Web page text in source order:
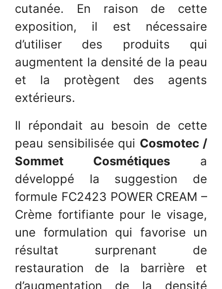
cutanée. En raison de cette
exposition, il est nécessaire
d’utiliser des produits qui
augmentent la densité de la peau
et la protègent des agents
extérieurs.
Il répondait au besoin de cette
peau sensibilisée qui Cosmotec /
Sommet Cosmétiques a
développé la suggestion de
formule FC2423 POWER CREAM –
Crème fortifiante pour le visage,
une formulation qui favorise un
résultat surprenant de
restauration de la barrière et
d’augmentation de la densité